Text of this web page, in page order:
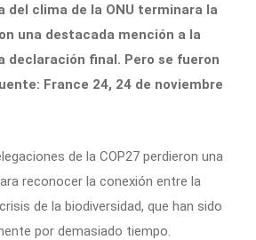
del clima de la ONU terminara la
una destacada mención a la
declaración final. Pero se fueron
France 24, 24 de noviembre
de la COP27 perdieron una
reconocer la conexión entre la
de la biodiversidad, que han sido
por demasiado tiempo.